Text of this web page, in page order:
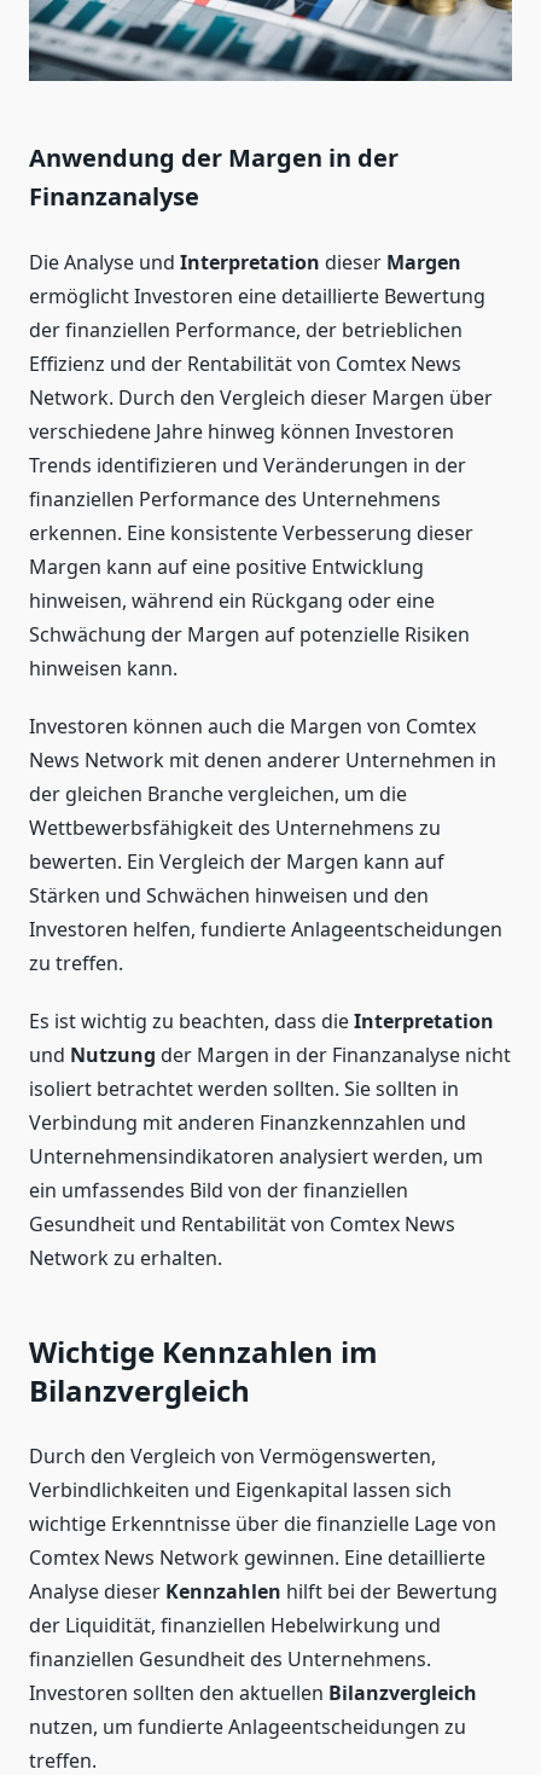
Anwendung der Margen in der
Finanzanalyse
Die Analyse und Interpretation dieser Margen
ermöglicht Investoren eine detaillierte Bewertung
der finanziellen Performance, der betrieblichen
Effizienz und der Rentabilität von Comtex News
Network. Durch den Vergleich dieser Margen über
verschiedene Jahre hinweg können Investoren
Trends identifizieren und Veränderungen in der
finanziellen Performance des Unternehmens
erkennen. Eine konsistente Verbesserung dieser
Margen kann auf eine positive Entwicklung
hinweisen, während ein Rückgang oder eine
Schwächung der Margen auf potenzielle Risiken
hinweisen kann.
Investoren können auch die Margen von Comtex
News Network mit denen anderer Unternehmen in
der gleichen Branche vergleichen, um die
Wettbewerbsfähigkeit des Unternehmens zu
bewerten. Ein Vergleich der Margen kann auf
Stärken und Schwächen hinweisen und den
Investoren helfen, fundierte Anlageentscheidungen
zu treffen.
Es ist wichtig zu beachten, dass dieInterpretation
und Nutzung der Margen in der Finanzanalyse nicht
isoliert betrachtet werden sollten. Sie sollten in
Verbindung mit anderen Finanzkennzahlen und
Unternehmensindikatoren analysiert werden, um
ein umfassendes Bild von der finanziellen
Gesundheit und Rentabilität von Comtex News
Network zu erhalten.
Wichtige Kennzahlen im
Bilanzvergleich
Durch den Vergleich von Vermögenswerten,
Verbindlichkeiten und Eigenkapital lassen sich
wichtige Erkenntnisse über die finanzielle Lage von
Comtex News Network gewinnen. Eine detaillierte
Analyse dieser Kennzahlen hilft bei der Bewertung
der Liquidität, finanziellen Hebelwirkung und
finanziellen Gesundheit des Unternehmens.
Investoren sollten den aktuellen Bilanzvergleich
nutzen, um fundierte Anlageentscheidungen zu
treffen.